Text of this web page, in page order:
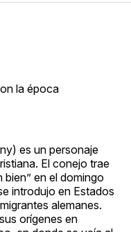
la época
es un personaje
El conejo trae
bien” en el domingo
introdujo en Estados
alemanes.
orígenes en